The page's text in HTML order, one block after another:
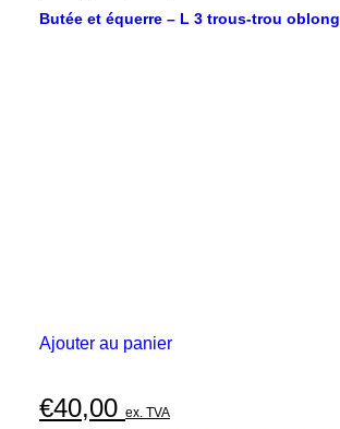
Butée et équerre – L 3 trous-trou oblong
Ajouter au panier
€40,00 ex. TVA